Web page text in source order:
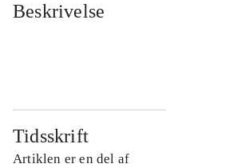
Beskrivelse
Tidsskrift
Artiklen er en del af